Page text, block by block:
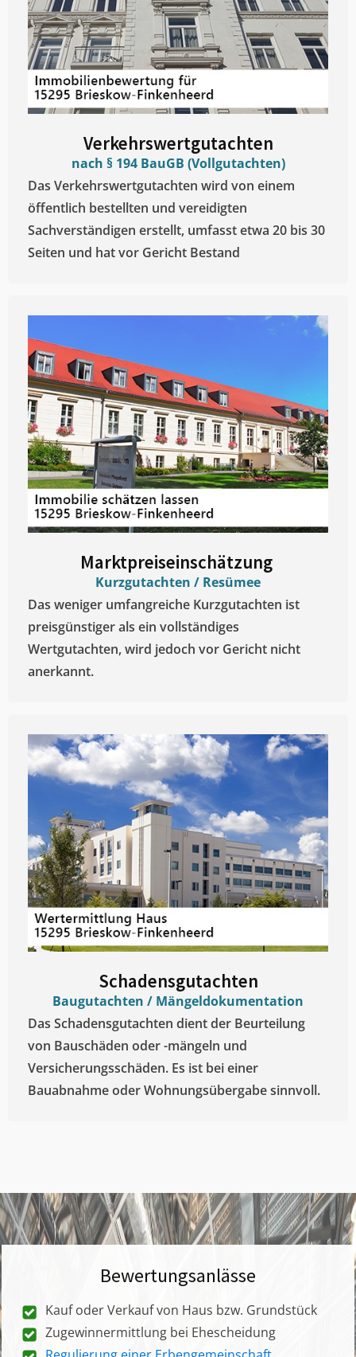
Verkehrswertgutachten
nach § 194 BauGB (Vollgutachten)
Das Verkehrswertgutachten wird von einem
öffentlich bestellten und vereidigten
Sachverständigen erstellt, umfasst etwa 20 bis 30
Seiten und hat vor Gericht Bestand
Marktpreiseinschätzung ​
Kurzgutachten / Resümee
Das weniger umfangreiche Kurzgutachten ist
preisgünstiger als ein vollständiges
Wertgutachten, wird jedoch vor Gericht nicht
anerkannt.
Schadensgutachten
Baugutachten / Mängeldokumentation
Das Schadensgutachten dient der Beurteilung
von Bauschäden oder -mängeln und
Versicherungsschäden. Es ist bei einer
Bauabnahme oder Wohnungsübergabe sinnvoll.
Bewertungsanlässe
Kauf oder Verkauf von Haus bzw. Grundstück
Zugewinnermittlung bei Ehescheidung